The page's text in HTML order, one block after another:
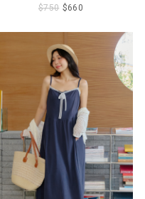
$750 $660